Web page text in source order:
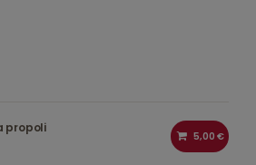
propoli
5,00 €